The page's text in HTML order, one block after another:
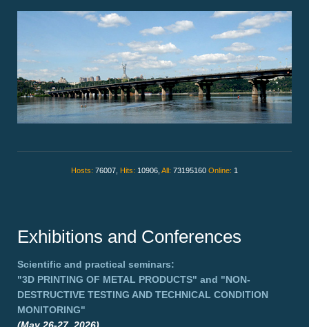
Hosts: 76007, Hits: 10906, All: 73195160 Online: 1
Exhibitions and Conferences
Scientific and practical seminars:
"3D PRINTING OF METAL PRODUCTS" and "NON-
DESTRUCTIVE TESTING AND TECHNICAL CONDITION
MONITORING"